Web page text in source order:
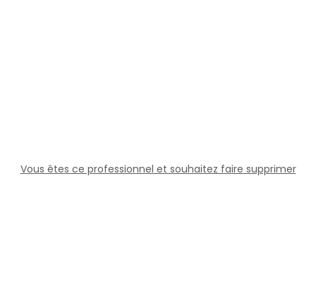
Vous êtes ce professionnel et souhaitez faire supprimer